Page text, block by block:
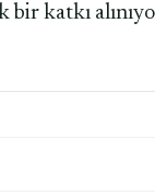
bir katkı